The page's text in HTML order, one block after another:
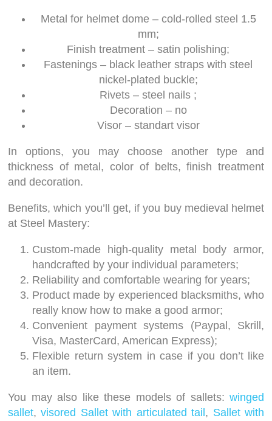
Metal for helmet dome – cold-rolled steel 1.5
mm;
Finish treatment – satin polishing;
Fastenings – black leather straps with steel
nickel-plated buckle;
Rivets – steel nails ;
Decoration – no
Visor – standart visor
In options, you may choose another type and
thickness of metal, color of belts, finish treatment
and decoration.
Benefits, which you’ll get, if you buy medieval helmet
at Steel Mastery:
Custom-made high-quality metal body armor,
handcrafted by your individual parameters;
Reliability and comfortable wearing for years;
Product made by experienced blacksmiths, who
really know how to make a good armor;
Convenient payment systems (Paypal, Skrill,
Visa, MasterCard, American Express);
Flexible return system in case if you don’t like
an item.
You may also like these models of sallets: winged
sallet,visored Sallet with articulated tail , Sallet with